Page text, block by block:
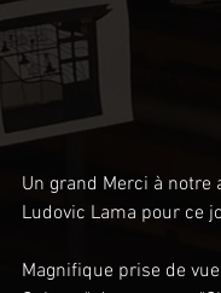
Un grand Merci à notre
Ludovic Lama pour ce
Magnifique prise de